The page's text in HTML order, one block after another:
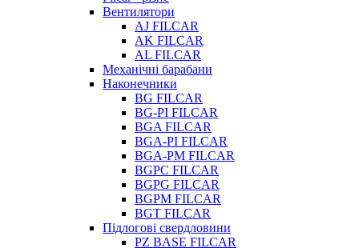
Вентилятори
AJ FILCAR
AK FILCAR
AL FILCAR
Механічні барабани
Наконечники
BG FILCAR
BG-PI FILCAR
BGA FILCAR
BGA-PI FILCAR
BGA-PM FILCAR
BGPC FILCAR
BGPG FILCAR
BGPM FILCAR
BGT FILCAR
Підлогові свердловини
PZ BASE FILCAR